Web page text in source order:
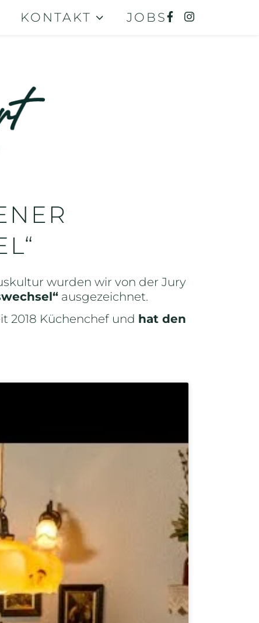
KONTAKT JOBS
wurden wir von der Jury
ausgezeichnet.
2018 Küchenchef und hat den